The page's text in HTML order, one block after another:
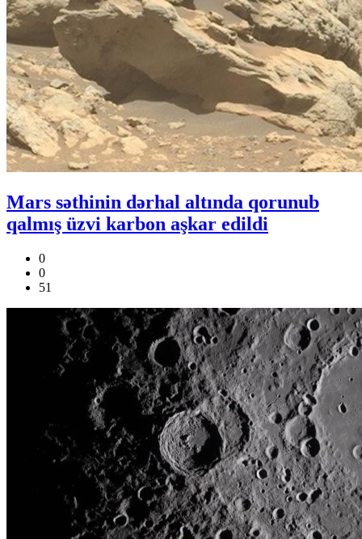
Mars səthinin dərhal altında qorunub
qalmış üzvi karbon aşkar edildi
0
0
51